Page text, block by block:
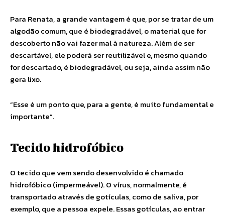
Para Renata, a grande vantagem é que, por se tratar de um
algodão comum, que é biodegradável, o material que for
descoberto não vai fazer mal à natureza. Além de ser
descartável, ele poderá ser reutilizável e, mesmo quando
for descartado, é biodegradável, ou seja, ainda assim não
gera lixo.
“Esse é um ponto que, para a gente, é muito fundamental e
importante”.
Tecido hidrofóbico
O tecido que vem sendo desenvolvido é chamado
hidrofóbico (impermeável). O vírus, normalmente, é
transportado através de gotículas, como de saliva, por
exemplo, que a pessoa expele. Essas gotículas, ao entrar